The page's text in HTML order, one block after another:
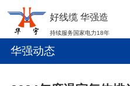
好线缆 华强造
持续服务国家电力18年
华强动态